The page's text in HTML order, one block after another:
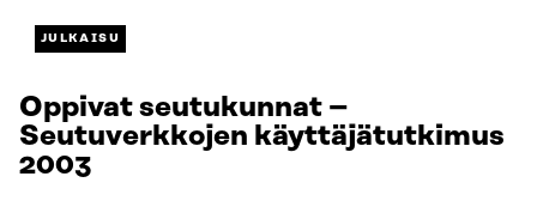
JULKAISU
Oppivat seutukunnat –
Seutuverkkojen käyttäjätutkimus
2003